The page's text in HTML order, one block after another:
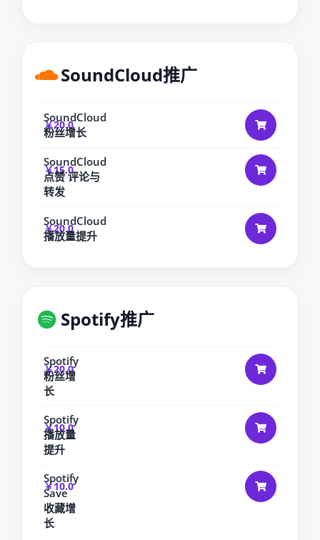
SoundCloud推广
SoundCloud
粉丝增长
￥20.0
SoundCloud
点赞 评论与
转发
￥15.0
SoundCloud
播放量提升
￥20.0
Spotify推广
Spotify
粉丝增
长
￥20.0
Spotify
播放量
提升
￥10.0
Spotify
Save
收藏增
长
￥10.0